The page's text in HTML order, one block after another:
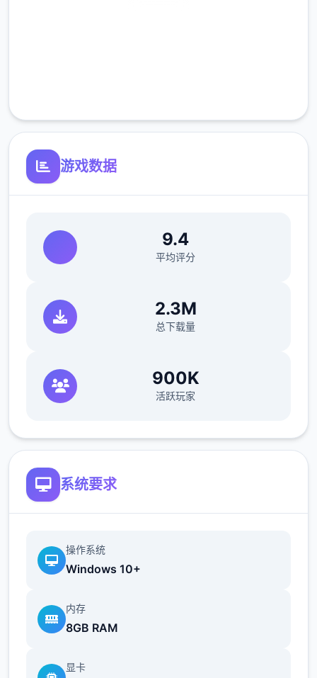
游戏数据
9.4
平均评分
2.3M
总下载量
900K
活跃玩家
系统要求
操作系统
Windows 10+
内存
8GB RAM
显卡